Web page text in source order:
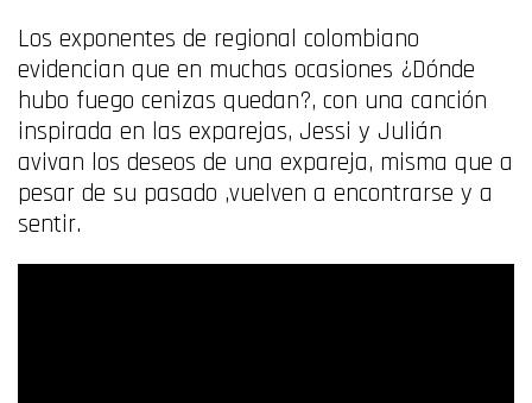
Los exponentes de regional colombiano
evidencian que en muchas ocasiones ¿Dónde
hubo fuego cenizas quedan?, con una canción
inspirada en las exparejas, Jessi y Julián
avivan los deseos de una expareja, misma que a
pesar de su pasado ,vuelven a encontrarse y a
sentir.